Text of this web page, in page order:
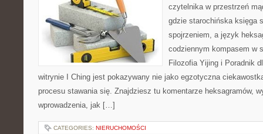
czytelnika w przestrzeń
gdzie starochińska księga
spojrzeniem, a język
codziennym kompasem w
Filozofia Yijing i Poradnik
witrynie I Ching jest pokazywany nie jako egzotyczna
procesu stawania się. Znajdziesz tu komentarze heksagramów,
wprowadzenia, jak […]
CATEGORIES: NIERUCHOMOŚCI